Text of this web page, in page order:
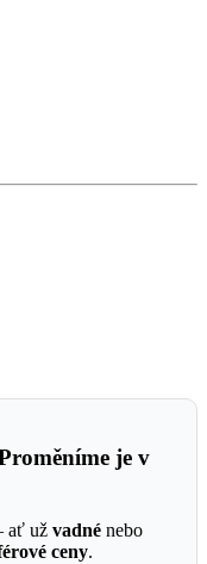
je v
ať už vadné nebo
ceny.